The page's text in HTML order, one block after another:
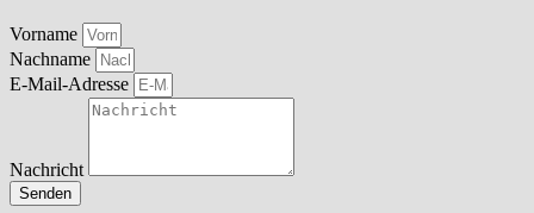
Vorname
Nachname
E-Mail-Adresse
Nachricht
Senden